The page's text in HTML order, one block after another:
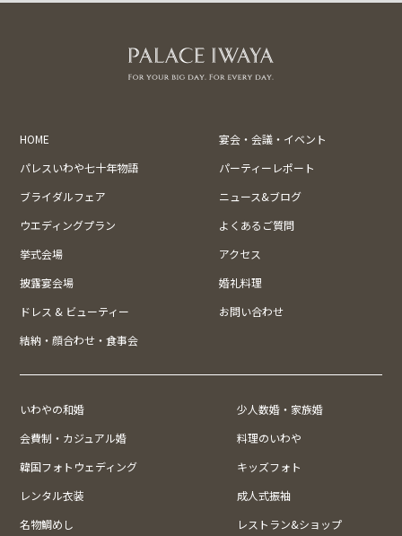
HOME
宴会・会議・イベント
パレスいわや七十年物語
パーティーレポート
ブライダルフェア
ニュース&ブログ
ウエディングプラン
よくあるご質問
挙式会場
アクセス
披露宴会場
婚礼料理
ドレス & ビューティー
お問い合わせ
結納・顔合わせ・食事会
いわやの和婚
少人数婚・家族婚
会費制・カジュアル婚
料理のいわや
韓国フォトウェディング
キッズフォト
レンタル衣装
成人式振袖
名物鯛めし
レストラン&ショップ